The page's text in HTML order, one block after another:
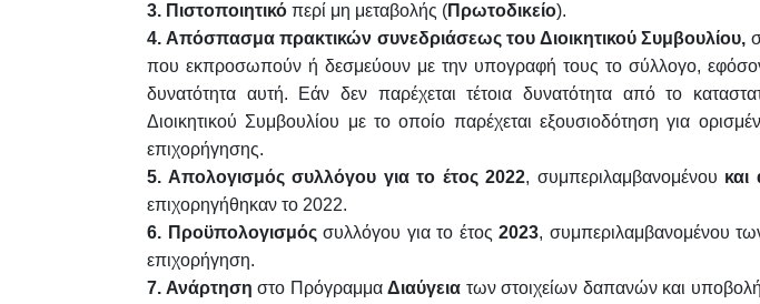
3. Πιστοποιητικό περί μη μεταβολής (Πρωτοδικείο).
4. Απόσπασμα πρακτικών συνεδριάσεως του Διοικητικού Συμβουλίου,
που εκπροσωπούν ή δεσμεύουν με την υπογραφή τους το σύλλογο, εφόσον
δυνατότητα αυτή. Εάν δεν παρέχεται τέτοια δυνατότητα από το
Διοικητικού Συμβουλίου με το οποίο παρέχεται εξουσιοδότηση για
επιχορήγησης.
5. Απολογισμός συλλόγου για το έτος 2022, συμπεριλαμβανομένου
επιχορηγήθηκαν το 2022.
6. Προϋπολογισμόςσυλλόγου για το έτος2023, συμπεριλαμβανομένου
επιχορήγηση.
7. Ανάρτηση στο Πρόγραμμα Διαύγεια των στοιχείων δαπανών και